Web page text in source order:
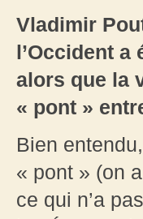
Vladimir
l’Occident a
alors que la
« pont »
Bien
« pont » (on
ce qui n’a